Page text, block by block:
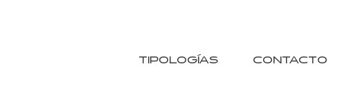
TIPOLOGÍAS CONTACTO